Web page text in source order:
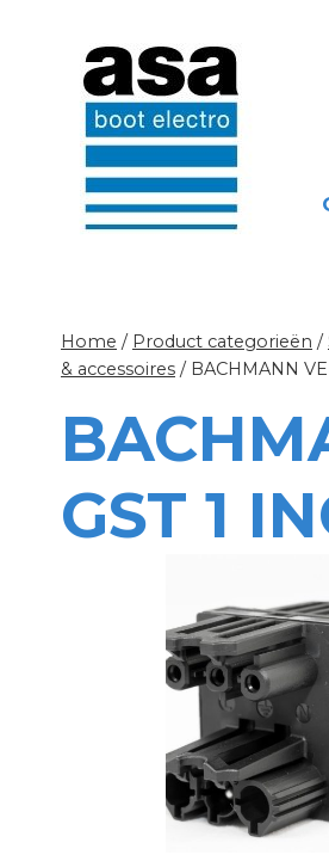
Home / Product categorieën /
& accessoires / BACHMANN
GST 1